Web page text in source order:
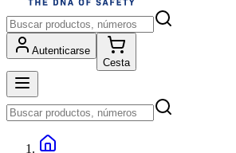
Autenticarse
Cesta